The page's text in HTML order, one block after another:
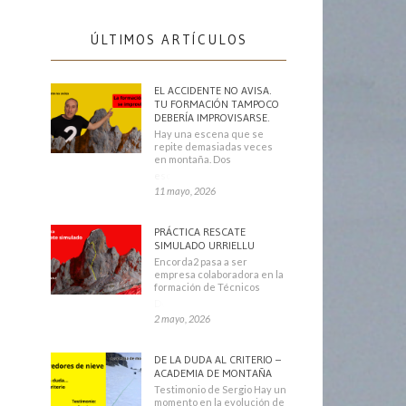
ÚLTIMOS ARTÍCULOS
EL ACCIDENTE NO AVISA.
TU FORMACIÓN TAMPOCO
DEBERÍA IMPROVISARSE.
Hay una escena que se
repite demasiadas veces
en montaña. Dos
11 mayo, 2026
PRÁCTICA RESCATE
SIMULADO URRIELLU
Encorda2 pasa a ser
empresa colaboradora en la
formación de Técnicos
2 mayo, 2026
DE LA DUDA AL CRITERIO –
ACADEMIA DE MONTAÑA
Testimonio de Sergio Hay un
momento en la evolución de